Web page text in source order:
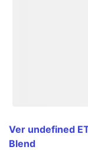
Ver undefined
Blend